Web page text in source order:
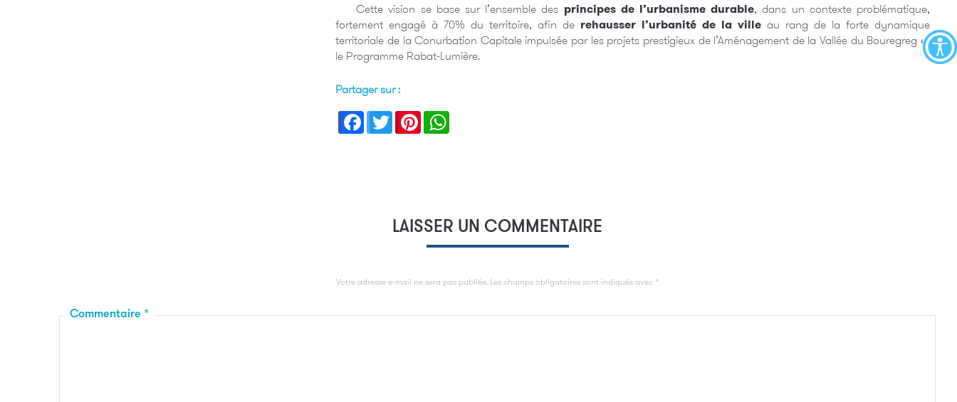
Cette vision se base sur l’ensemble des principes de l’urbanisme durable, dans un contexte problématique,
fortement engagé à 70% du territoire, afin de rehausser l’urbanité de la ville au rang de la forte dynamique
territoriale de la Conurbation Capitale impulsée par les projets prestigieux de l’Aménagement de la Vallée du Bouregreg et
le Programme Rabat-Lumière.
Partager sur :
LAISSER UN COMMENTAIRE
Votre adresse e-mail ne sera pas publiée. Les champs obligatoires sont indiqués avec *
Commentaire *